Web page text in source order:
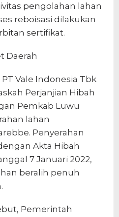
pengolahan lahan
reboisasi dilakukan
sertifikat.
Daerah
PT Vale Indonesia Tbk
Perjanjian Hibah
Pemkab Luwu
lahan
Penyerahan
Akta Hibah
7 Januari 2022,
beralih penuh
Pemerintah